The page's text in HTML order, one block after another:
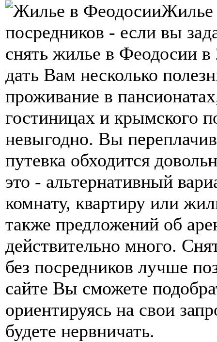
Жилье
посредников - если вы
снять жилье в Феодосии
дать Вам несколько
проживание в
гостиницах и крымского
невыгодно. Вы
путевка обходится
это - альтернативный
комнату, квартиру или
также предложений об
действительно много.
без посредников лучше
сайте Вы сможете
ориентируясь на свои
будете нервничать.